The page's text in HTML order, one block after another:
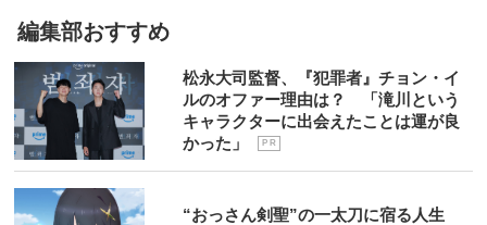
編集部おすすめ
松永大司監督、『犯罪者』チョン・イ
ルのオファー理由は？ 「滝川という
キャラクターに出会えたことは運が良
かった」
P R
“おっさん剣聖”の一太刀に宿る人生